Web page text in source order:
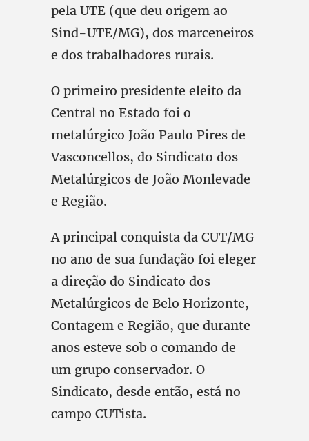
pela UTE (que deu origem ao
Sind-UTE/MG), dos marceneiros
e dos trabalhadores rurais.
O primeiro presidente eleito da
Central no Estado foi o
metalúrgico João Paulo Pires de
Vasconcellos, do Sindicato dos
Metalúrgicos de João Monlevade
e Região.
A principal conquista da CUT/MG
no ano de sua fundação foi eleger
a direção do Sindicato dos
Metalúrgicos de Belo Horizonte,
Contagem e Região, que durante
anos esteve sob o comando de
um grupo conservador. O
Sindicato, desde então, está no
campo CUTista.